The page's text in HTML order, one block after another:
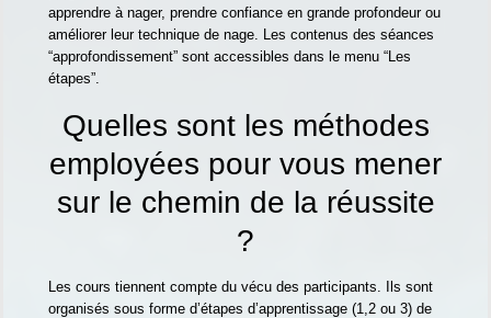
apprendre à nager, prendre confiance en grande profondeur ou
améliorer leur technique de nage. Les contenus des séances
“approfondissement” sont accessibles dans le menu “Les
étapes”.
Quelles sont les méthodes
employées pour vous mener
sur le chemin de la réussite
?
Les cours tiennent compte du vécu des participants. Ils sont
organisés sous forme d’étapes d’apprentissage (1,2 ou 3) de